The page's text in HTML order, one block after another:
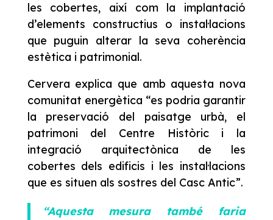
les cobertes, així com la implantació
d’elements constructius o instal·lacions
que puguin alterar la seva coherència
estètica i patrimonial.
Cervera explica que amb aquesta nova
comunitat energètica “es podria garantir
la preservació del paisatge urbà, el
patrimoni del Centre Històric i la
integració arquitectònica de les
cobertes dels edificis i les instal·lacions
“Aquesta mesura també faria